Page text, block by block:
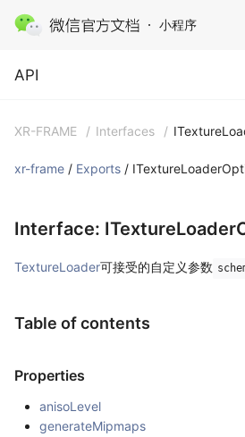
小程序
API
API
XR-FRAME / Interfaces /
xr-frame / Exports /
Interface:
TextureLoader可接受的自定义参数
Table of contents
Properties
anisoLevel
generateMipmaps